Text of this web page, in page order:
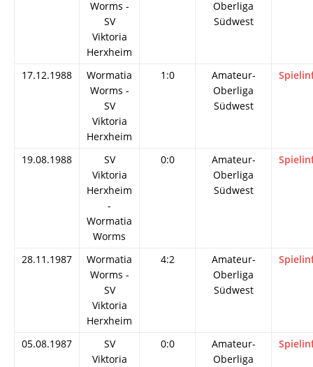
Worms -
SV
Viktoria
Herxheim
Oberliga
Südwest
17.12.1988
Wormatia
Worms -
SV
Viktoria
Herxheim
1:0
Amateur-
Oberliga
Südwest
19.08.1988
SV
Viktoria
Herxheim
-
Wormatia
Worms
0:0
Amateur-
Oberliga
Südwest
28.11.1987
Wormatia
Worms -
SV
Viktoria
Herxheim
4:2
Amateur-
Oberliga
Südwest
05.08.1987
SV
Viktoria
0:0
Amateur-
Oberliga